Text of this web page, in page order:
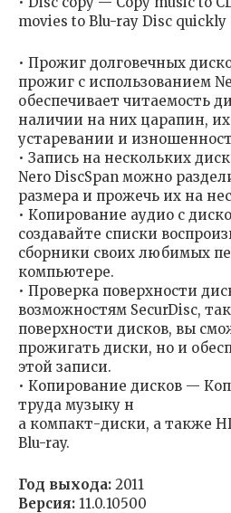
movies to Blu-ray Disc quickly
• Прожиг долговечных
прожиг с использованием
обеспечивает читаемость
наличии на них царапин,
устаревании и
• Запись на нескольких
Nero DiscSpan можно
размера и прожечь их на
• Копирование аудио с
создавайте списки
сборники своих любимых
компьютере.
• Проверка поверхности
возможностям SecurDisc,
поверхности дисков, вы
прожигать диски, но и
этой записи.
• Копирование дисков —
труда музыку н
а компакт-диски, а также
Blu-ray.
Год выхода: 2011
Версия: 11.0.10500